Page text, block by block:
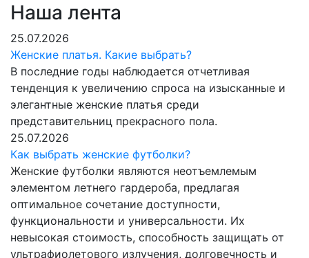
Наша лента
25.07.2026
Женские платья. Какие выбрать?
В последние годы наблюдается отчетливая
тенденция к увеличению спроса на изысканные и
элегантные женские платья среди
представительниц прекрасного пола.
25.07.2026
Как выбрать женские футболки?
Женские футболки являются неотъемлемым
элементом летнего гардероба, предлагая
оптимальное сочетание доступности,
функциональности и универсальности. Их
невысокая стоимость, способность защищать от
ультрафиолетового излучения, долговечность и